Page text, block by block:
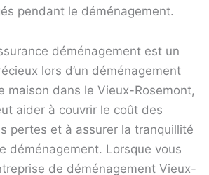
pendant le déménagement.
déménagement est un
lors d’un déménagement
maison dans le Vieux-Rosemont,
aider à couvrir le coût des
pertes et à assurer la tranquillité
déménagement. Lorsque vous
de déménagement Vieux-